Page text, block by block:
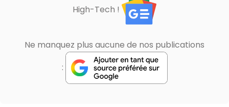
High-Tech !
Ne manquez plus aucune de nos publications
: